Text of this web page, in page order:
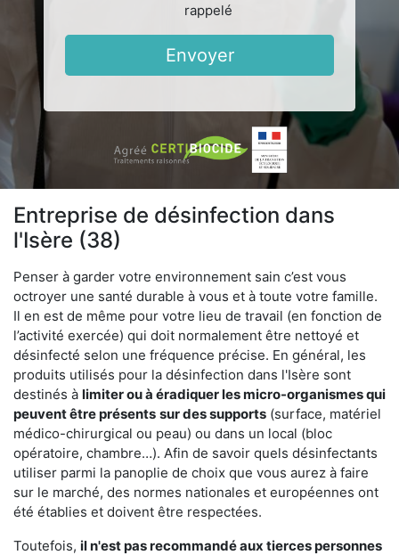
rappelé
Envoyer
Entreprise de désinfection dans
l'Isère (38)
Penser à garder votre environnement sain c’est vous
octroyer une santé durable à vous et à toute votre famille.
Il en est de même pour votre lieu de travail (en fonction de
l’activité exercée) qui doit normalement être nettoyé et
désinfecté selon une fréquence précise. En général, les
produits utilisés pour la désinfection dans l'Isère sont
destinés à limiter ou à éradiquer les micro-organismes qui
peuvent être présents sur des supports (surface, matériel
médico-chirurgical ou peau) ou dans un local (bloc
opératoire, chambre…). Afin de savoir quels désinfectants
utiliser parmi la panoplie de choix que vous aurez à faire
sur le marché, des normes nationales et européennes ont
été établies et doivent être respectées.
Toutefois, il n'est pas recommandé aux tierces personnes